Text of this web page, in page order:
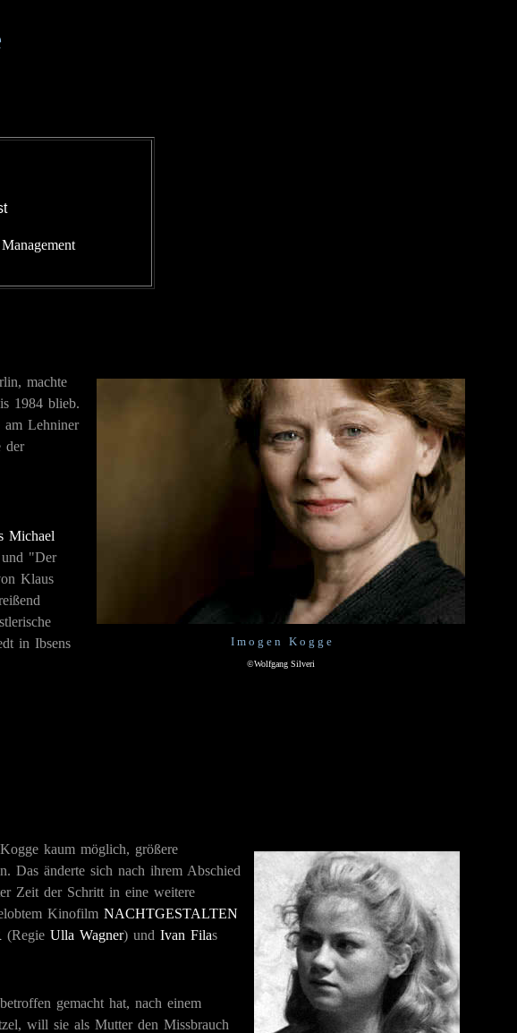
I m o g e n K o g g e
©Wolfgang Silveri
machte
1984 blieb.
am Lehniner
der
Michael
und "Der
Klaus
in Ibsens
kaum möglich, größere
Das änderte sich nach ihrem Abschied
Zeit der Schritt in eine weitere
Kinofilm NACHTGESTALTEN
(Regie Ulla Wagner) und Ivan Filas
gemacht hat, nach einem
will sie als Mutter den Missbrauch